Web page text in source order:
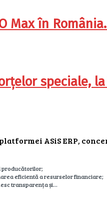
Max în
speciale,
ASiS ERP,
producătorilor;
eficientă a resurselor financiare;
transparența și…